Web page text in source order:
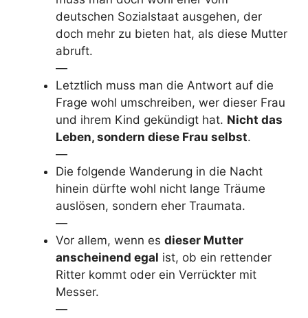
deutschen Sozialstaat ausgehen, der
doch mehr zu bieten hat, als diese Mutter
abruft.
—
Letztlich muss man die Antwort auf die
Frage wohl umschreiben, wer dieser Frau
und ihrem Kind gekündigt hat. Nicht das
Leben, sondern diese Frau selbst.
—
Die folgende Wanderung in die Nacht
hinein dürfte wohl nicht lange Träume
auslösen, sondern eher Traumata.
—
Vor allem, wenn es dieser Mutter
anscheinend egal ist, ob ein rettender
Ritter kommt oder ein Verrückter mit
Messer.
—